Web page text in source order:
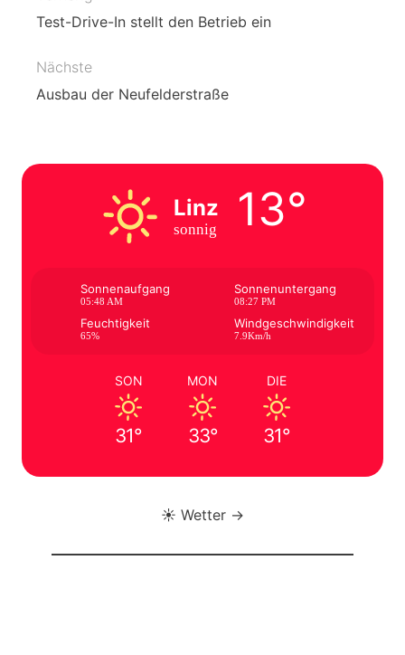
Test-Drive-In stellt den Betrieb ein
Nächste
Ausbau der Neufelderstraße
Linz
sonnig 13°
Sonnenaufgang
05:48 AM
Sonnenuntergang
08:27 PM
Feuchtigkeit
65%
Windgeschwindigkeit
7.9Km/h
SON
31°
MON
33°
DIE
31°
☀️ Wetter →